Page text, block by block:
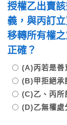
授權乙出賣
義，與丙訂
移轉所有權
正確？
(A)丙若是善
(B)甲拒絕承
(C)乙、丙
(D)乙無權處